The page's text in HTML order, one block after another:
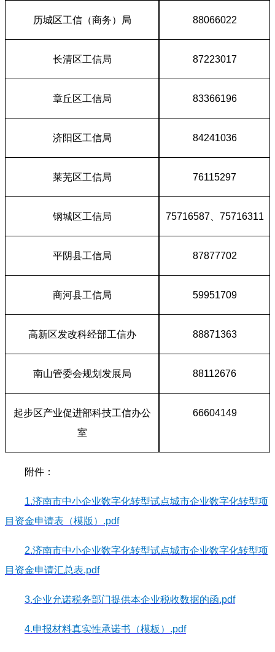
历城区工信（商务）局 88066022
长清区工信局 87223017
章丘区工信局 83366196
济阳区工信局 84241036
莱芜区工信局 76115297
钢城区工信局 75716587、75716311
平阴县工信局 87877702
商河县工信局 59951709
高新区发改科经部工信办 88871363
南山管委会规划发展局 88112676
起步区产业促进部科技工信办公
室
66604149
附件：
1.济南市中小企业数字化转型试点城市企业数字化转型项
目资金申请表（模版）.pdf
2.济南市中小企业数字化转型试点城市企业数字化转型项
目资金申请汇总表.pdf
3.企业允诺税务部门提供本企业税收数据的函.pdf
4.申报材料真实性承诺书（模板）.pdf